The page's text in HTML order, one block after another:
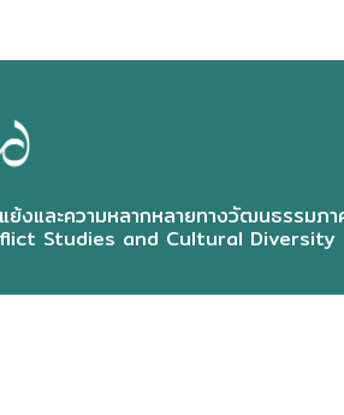
ย้งและความหลากหลายทางวัฒนธรรมภ
Studies and Cultural